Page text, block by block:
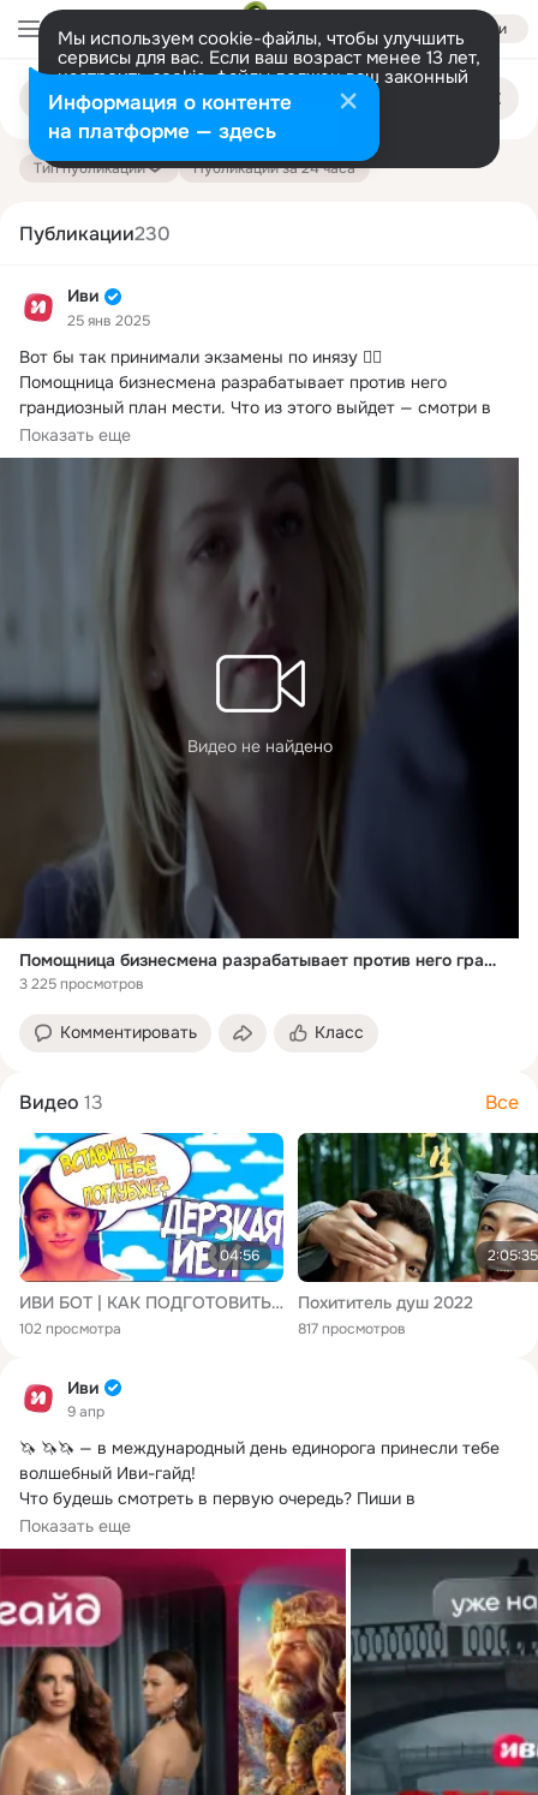
Войти
Мы используем cookie-файлы, чтобы улучшить
сервисы для вас. Если ваш возраст менее 13 лет,
настроить cookie-файлы должен ваш законный
представитель. Больше информации
Разрешить все Настроить
Поиск
публикациям
Тип публикации Публикации за 24 часа
Публикации230
Иви
25 янв 2025
Вот бы так принимали экзамены по инязу 😮‍💨
Помощница бизнесмена разрабатывает против него
грандиозный план мести. Что из этого выйдет — смотри в
сериале «Персональный ассистент» на Иви.
Показать еще
Видео не найдено
Помощница бизнесмена разрабатывает против него грандиозный план мести. Что из этого выйдет — смотри в сериале «Персональный ассистент» на Иви.
3 225 просмотров
Комментировать Класс
Видео 13 Все
04:56
ИВИ БОТ | КАК ПОДГОТОВИТЬСЯ К ЭКЗАМЕНАМ...
102 просмотра
2:05:35
Похититель душ 2022
817 просмотров
Иви
9 апр
🦄 🦄🦄 — в международный день единорога принесли тебе
волшебный Иви-гайд!
Что будешь смотреть в первую очередь? Пиши в
комментариях ❤️
Показать еще
Информация о контенте
на платформе — здесь